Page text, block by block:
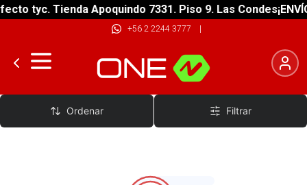
tyc. Tienda Apoquindo 7331. Piso 9. Las Condes
+56 2 2244 3777 |
Chaqueta
Ordenar Filtrar